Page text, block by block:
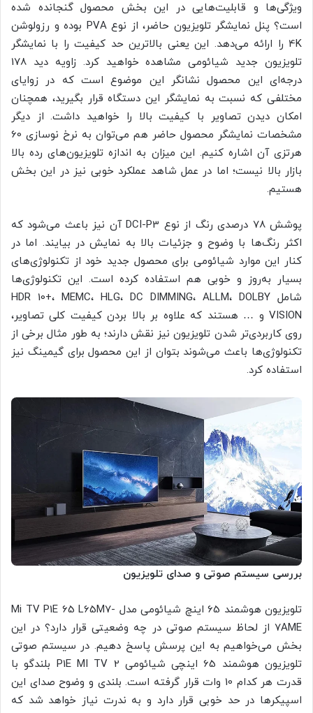
ویژگی‌ها و قابلیت‌هایی در این بخش محصول گنجانده شده
است؟ پنل نمایشگر تلویزیون حاضر، از نوع PVA بوده و رزولوشن
4K را ارائه می‌دهد. این یعنی بالاترین حد کیفیت را با نمایشگر
تلویزیون جدید شیائومی مشاهده خواهید کرد. زاویه دید 178
درجه‌ای این محصول نشانگر این موضوع است که در زوایای
مختلفی که نسبت به نمایشگر این دستگاه قرار بگیرید، همچنان
امکان دیدن تصاویر با کیفیت بالا را خواهید داشت. از دیگر
مشخصات نمایشگر محصول حاضر هم می‌توان به نرخ نوسازی 60
هرتزی آن اشاره کنیم. این میزان به اندازه تلویزیون‌های رده بالا
بازار بالا نیست؛ اما در عمل شاهد عملکرد خوبی نیز در این بخش
هستیم.
پوشش 78 درصدی رنگ از نوع DCI-P3 آن نیز باعث می‌شود که
اکثر رنگ‌ها با وضوح و جزئیات بالا به نمایش در بیایند. اما در
کنار این موارد شیائومی برای محصول جدید خود از تکنولوژی‌های
بسیار به‌روز و خوبی هم استفاده کرده است. این تکنولوژی‌ها
شامل HDR 10+، MEMC، HLG، DC DIMMING، ALLM، DOLBY
VISION و … هستند که علاوه بر بالا بردن کیفیت کلی تصاویر،
روی کاربردی‌تر شدن تلویزیون نیز نقش دارند؛ به طور مثال برخی از
تکنولوژی‌ها باعث می‌شوند بتوان از این محصول برای گیمینگ نیز
استفاده کرد.
بررسی سیستم صوتی و صدای تلویزیون
تلویزیون هوشمند 65 اینچ شیائومی مدل Mi TV P1E 65 L65M7-
7AME از لحاظ سیستم صوتی در چه وضعیتی قرار دارد؟ در این
بخش می‌خواهیم به این پرسش پاسخ دهیم. در سیستم صوتی
تلویزیون هوشمند 65 اینچی شیائومی P1E MI TV 2 بلندگو با
قدرت هر کدام 10 وات قرار گرفته است. بلندی و وضوح صدای این
اسپیکرها در حد خوبی قرار دارد و به ندرت نیاز خواهد شد که